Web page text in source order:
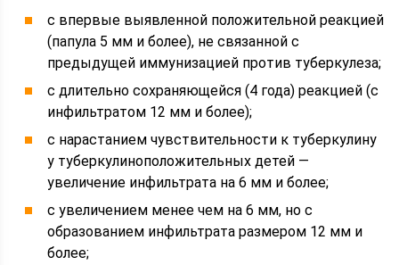
с впервые выявленной положительной реакцией
(папула 5 мм и более), не связанной с
предыдущей иммунизацией против туберкулеза;
с длительно сохраняющейся (4 года) реакцией (с
инфильтратом 12 мм и более);
с нарастанием чувствительности к туберкулину
у туберкулиноположительных детей —
увеличение инфильтрата на 6 мм и более;
с увеличением менее чем на 6 мм, но с
образованием инфильтрата размером 12 мм и
более;